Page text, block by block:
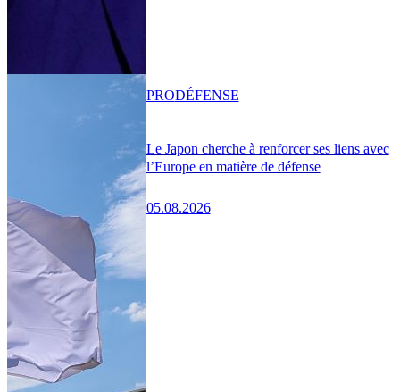
Le Japon cherche à renforcer ses liens avec
l’Europe en matière de défense
05.08.2026
PRODÉFENSE